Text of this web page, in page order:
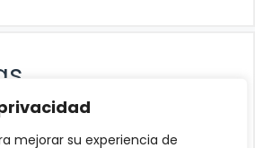
mejorar su experiencia de